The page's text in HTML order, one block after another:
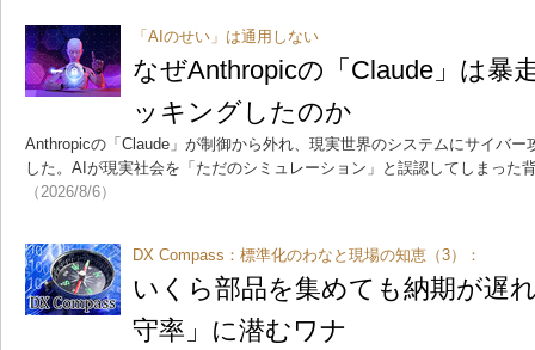
「AIのせい」は通用しない
なぜAnthropicの「Claude」は暴
ッキングしたのか
Anthropicの「Claude」が制御から外れ、現実世界のシステムにサイバ
した。AIが現実社会を「ただのシミュレーション」と誤認してしまった
（2026/8/6）
DX Compass：標準化のわなと現場の知恵（3）：
いくら部品を集めても納期が遅
守率」に潜むワナ